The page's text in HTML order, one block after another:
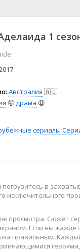
👨‍💼
тв
🤠
1
Австралия 🇦🇺
🤪драма 😫
сериалы
в
исключительного
просмотра. Сюжет
Если вы
правильным.